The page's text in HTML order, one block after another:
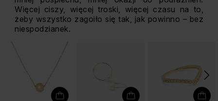
Więcej ciszy, więcej troski, więcej czasu na to,
żeby wszystko zagoiło się tak, jak powinno – bez
niespodzianek.